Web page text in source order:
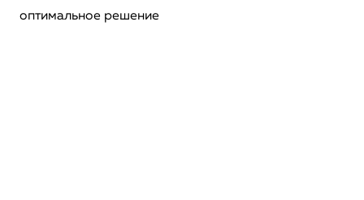
оптимальное решение